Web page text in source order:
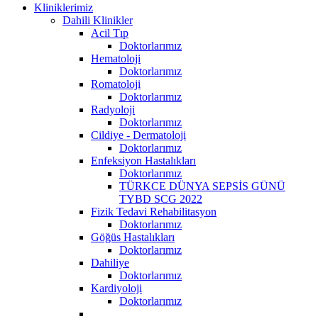
Kliniklerimiz
Dahili Klinikler
Acil Tıp
Doktorlarımız
Hematoloji
Doktorlarımız
Romatoloji
Doktorlarımız
Radyoloji
Doktorlarımız
Cildiye - Dermatoloji
Doktorlarımız
Enfeksiyon Hastalıkları
Doktorlarımız
TÜRKCE DÜNYA SEPSİS GÜNÜ
TYBD SCG 2022
Fizik Tedavi Rehabilitasyon
Doktorlarımız
Göğüs Hastalıkları
Doktorlarımız
Dahiliye
Doktorlarımız
Kardiyoloji
Doktorlarımız